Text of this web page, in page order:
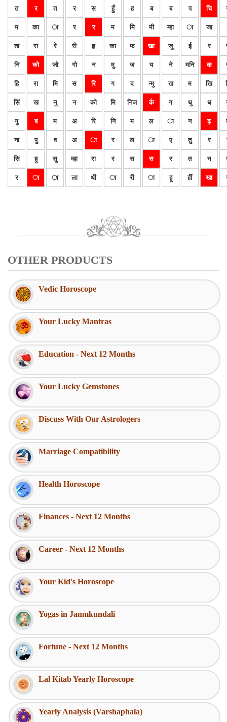
त र त र स हुँ ह ब ब प चि
म का ा र र म मि मी म्हा ा जा
ता रा रे री हृ का फ खा जू ई र
नि को जो गो न मु ज य ने मनि क
हि रा मि स रि ग द न्मु ख म खि
सिं ख नु न को मि निज र्क ग धु ध
गु ब म अ रि नि म ल ा न ढ़
ना पु व अ ा र ल ा ए तु र
सि हु सु म्हा रा र स स र त न
र ा ा ला धी ा री ा हू हीं खा
OTHER PRODUCTS
Vedic Horoscope
Your Lucky Mantras
Education - Next 12 Months
Your Lucky Gemstones
Discuss With Our Astrologers
Marriage Compatibility
Health Horoscope
Finances - Next 12 Months
Career - Next 12 Months
Your Kid's Horoscope
Yogas in Janmkundali
Fortune - Next 12 Months
Lal Kitab Yearly Horoscope
Yearly Analysis (Varshaphala)